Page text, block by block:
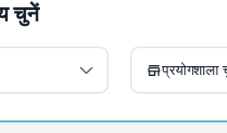
चुनें
प्रयोगशाला